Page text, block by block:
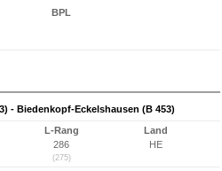
BPL
- Biedenkopf-Eckelshausen (B 453)
L-Rang
286
(275)
Land
HE